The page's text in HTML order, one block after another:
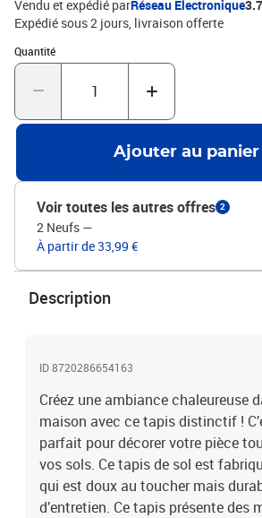
polyesterSurface : velours doux imprimé
numériquementDimensions : 80 x 150 cm (l
g m²Hauteur de la pile : 4 mmDessous en PVC
antidérapantLavable à la machine à 30
adaptéAntibactérienAbsorption du bruit
Vendu et expédié parRéseau Electronique
Expédié sous 2 jours livraison offerte
Quantité
Quantité : 1
Ajouter au panier
Voir toutes les autres offres 2
2 Neufs —
À partir de 33,99 €
Description
ID 8720286654163
Créez une ambiance chaleureuse
maison avec ce tapis distinctif !
parfait pour décorer votre pièce
vos sols. Ce tapis de sol est
qui est doux au toucher mais
d’entretien. Ce tapis présente des